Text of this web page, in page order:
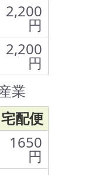
2,200
円
2,200
円
業
宅配便
1650
円